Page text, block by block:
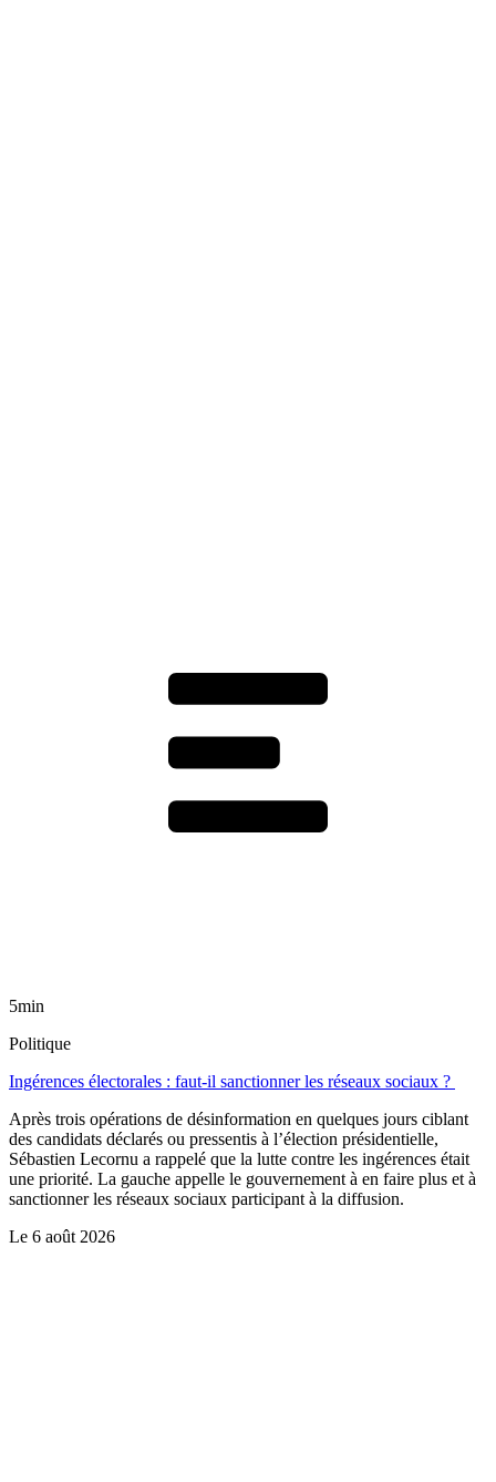
5min
Politique
Ingérences électorales : faut-il sanctionner les réseaux sociaux ?
Après trois opérations de désinformation en quelques jours ciblant
des candidats déclarés ou pressentis à l’élection présidentielle,
Sébastien Lecornu a rappelé que la lutte contre les ingérences était
une priorité. La gauche appelle le gouvernement à en faire plus et à
sanctionner les réseaux sociaux participant à la diffusion.
Le 6 août 2026